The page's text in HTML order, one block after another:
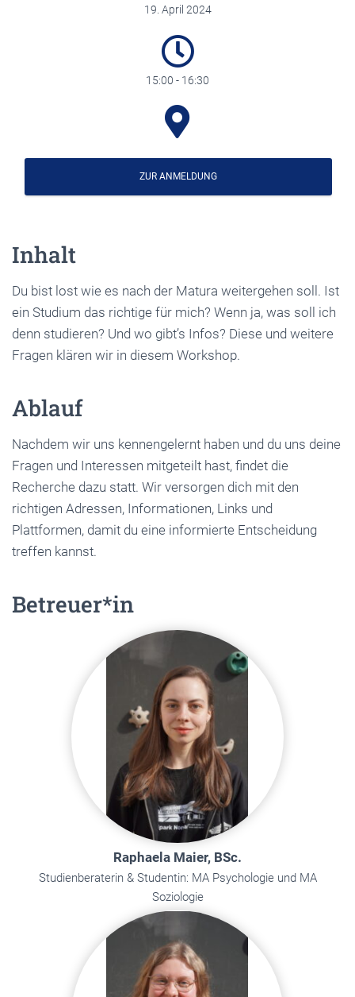
19. April 2024
15:00 - 16:30
ZUR ANMELDUNG
Inhalt
Du bist lost wie es nach der Matura weitergehen soll. Ist
ein Studium das richtige für mich? Wenn ja, was soll ich
denn studieren? Und wo gibt’s Infos? Diese und weitere
Fragen klären wir in diesem Workshop.
Ablauf
Nachdem wir uns kennengelernt haben und du uns deine
Fragen und Interessen mitgeteilt hast, findet die
Recherche dazu statt. Wir versorgen dich mit den
richtigen Adressen, Informationen, Links und
Plattformen, damit du eine informierte Entscheidung
treffen kannst.
Betreuer*in
Raphaela Maier, BSc.
Studienberaterin & Studentin: MA Psychologie und MA
Soziologie